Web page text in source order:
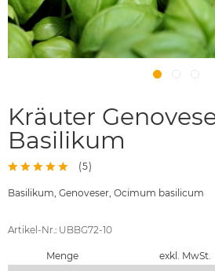
Kräuter
Basilikum
(5)
Basilikum, Genoveser, Ocimum basilicum
Artikel-Nr.: UBBG72-10
Menge exkl. MwSt.